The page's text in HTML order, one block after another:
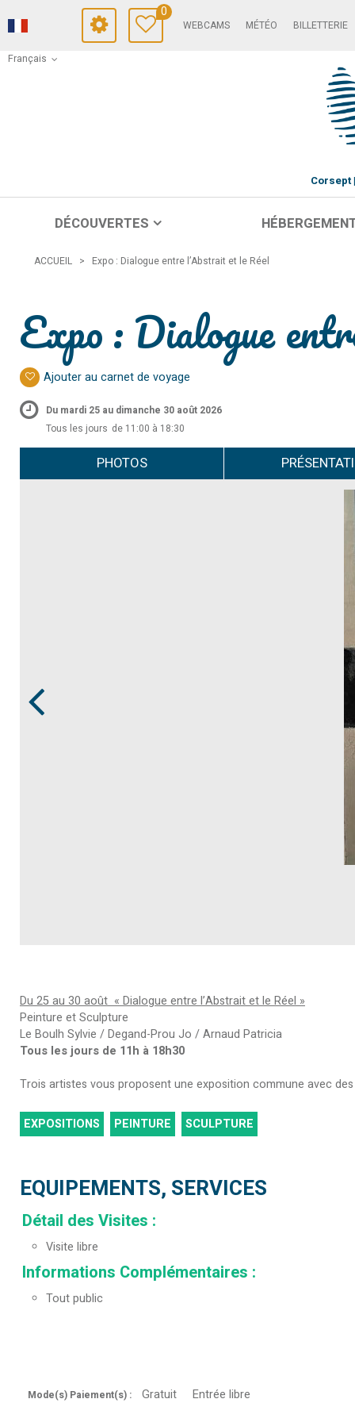
Français
0
WEBCAMS MÉTÉO BILLETTERIE
Corsept
DÉCOUVERTES
ACCUEIL > Expo : Dialogue entre l’Abstrait et le Réel
Expo : Dialogue
Ajouter au carnet de voyage
Du mardi 25 au dimanche 30 août 2026
Tous les jours de 11:00 à 18:30
PHOTOS
Du 25 au 30 août « Dialogue entre l’Abstrait et le Réel »
Peinture et Sculpture
Le Boulh Sylvie / Degand-Prou Jo / Arnaud Patricia
Tous les jours de 11h à 18h30
Trois artistes vous proposent une exposition commune avec
EXPOSITIONS PEINTURE SCULPTURE
EQUIPEMENTS, SERVICES
Détail des Visites :
Visite libre
Informations Complémentaires :
Tout public
Mode(s) Paiement(s) : Gratuit Entrée libre